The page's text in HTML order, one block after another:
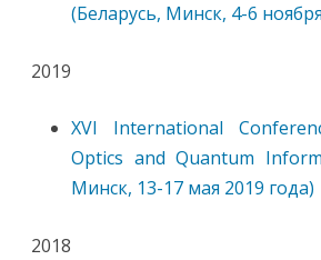
(Беларусь, Минск, 4-6
2019
XVI International
Optics and Quantum
Минск, 13-17 мая 2019 года)
2018